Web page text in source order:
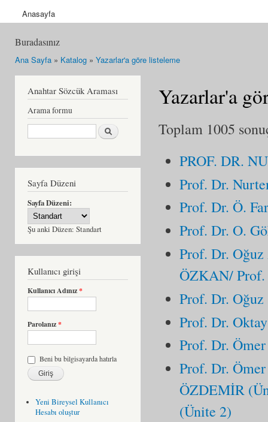
Anasayfa
Buradasınız
Ana Sayfa » Katalog » Yazarlar'a göre listeleme
Anahtar Sözcük Araması
Arama formu
Ara
Sayfa Düzeni
Sayfa Düzeni:
Şu anki Düzen: Standart
Kullanıcı girişi
Kullanıcı Adınız*
Parolanız*
Beni bu bilgisayarda hatırla
Yeni Bireysel Kullanıcı
Hesabı oluştur
Yazarlar'a
Toplam 1005
PROF. DR.
Prof. Dr.
Prof. Dr. Ö.
Prof. Dr. O.
Prof. Dr.
ÖZKAN/
Prof. Dr. Oğuz
Prof. Dr.
Prof. Dr.
Prof. Dr.
ÖZDEMİR
(Ünite 2)